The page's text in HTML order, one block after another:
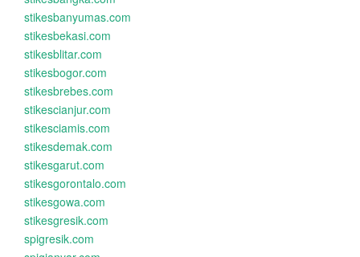
stikesbanyumas.com
stikesbekasi.com
stikesblitar.com
stikesbogor.com
stikesbrebes.com
stikescianjur.com
stikesciamis.com
stikesdemak.com
stikesgarut.com
stikesgorontalo.com
stikesgowa.com
stikesgresik.com
spigresik.com